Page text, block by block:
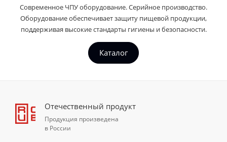
Современное ЧПУ оборудование. Серийное производство.
Оборудование обеспечивает защиту пищевой продукции,
поддерживая высокие стандарты гигиены и безопасности.
Каталог
Отечественный продукт
Продукция произведена
в России